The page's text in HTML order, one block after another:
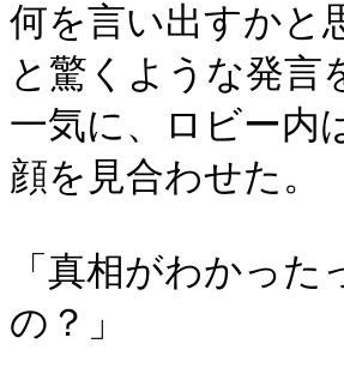
何を言い出すかと
と驚くような発言
一気に、ロビー内
顔を見合わせた。
「真相がわかっ
の？」